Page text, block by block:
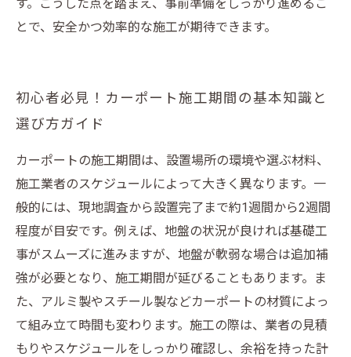
す。こうした点を踏まえ、事前準備をしっかり進めるこ
とで、安全かつ効率的な施工が期待できます。
初心者必見！カーポート施工期間の基本知識と
選び方ガイド
カーポートの施工期間は、設置場所の環境や選ぶ材料、
施工業者のスケジュールによって大きく異なります。一
般的には、現地調査から設置完了まで約1週間から2週間
程度が目安です。例えば、地盤の状況が良ければ基礎工
事がスムーズに進みますが、地盤が軟弱な場合は追加補
強が必要となり、施工期間が延びることもあります。ま
た、アルミ製やスチール製などカーポートの材質によっ
て組み立て時間も変わります。施工の際は、業者の見積
もりやスケジュールをしっかり確認し、余裕を持った計